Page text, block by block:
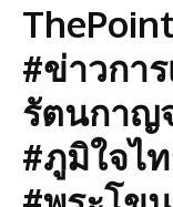
#ข่าวกา
รัตนกาญ
#ภูมิใจไ